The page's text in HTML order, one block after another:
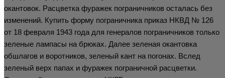
окантовок. Расцветка фуражек пограничников осталась без
изменений. Купить форму пограничника приказ НКВД № 126
от 18 февраля 1943 года для генералов пограничников только
зеленые лампасы на брюках. Далее зеленая окантовка
обшлагов и воротников, зеленый кант на погонах. Вслед
зеленый верх папах и фуражек пограничной расцветки.